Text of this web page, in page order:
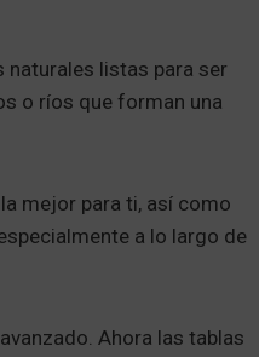
naturales listas para ser
o ríos que forman una
mejor para ti, así como
a lo largo de
Ahora las tablas